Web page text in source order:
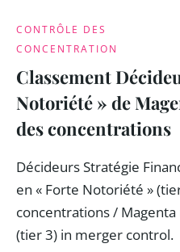
CONTRÔLE DES
CONCENTRATION
Classement
Notoriété » de
des concentrations
Décideurs Stratégie
en « Forte Notoriété »
concentrations /
(tier 3) in merger control.